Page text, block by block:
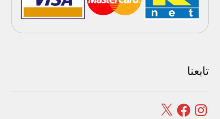
تابعنا
Instagram
Facebook
X